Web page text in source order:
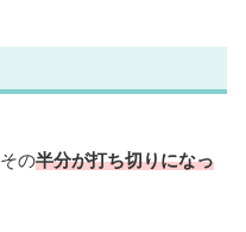
の半分が打ち切りになっ